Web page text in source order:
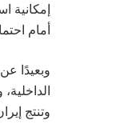
إمكانية
أمام
وبعيدًا
وتنتج إيران حاليًا